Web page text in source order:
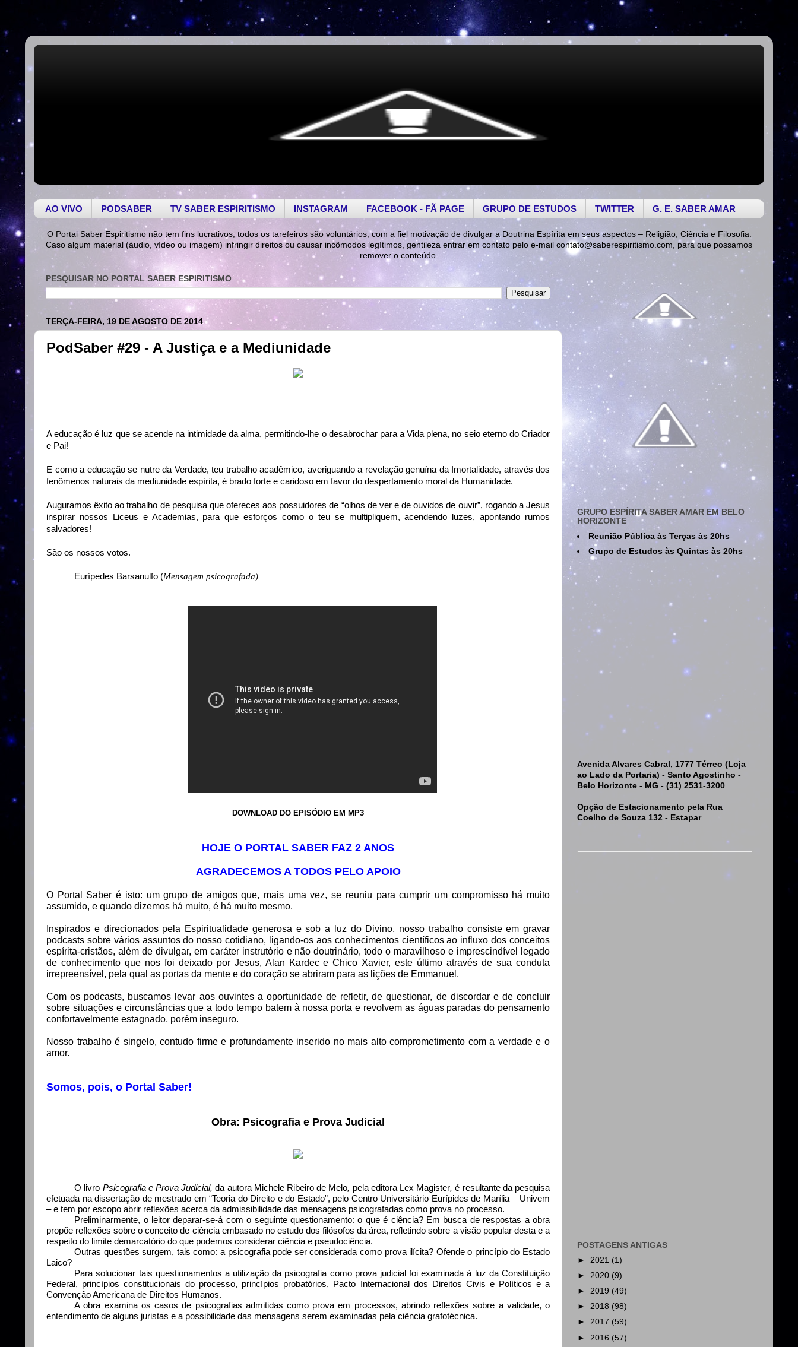
AO VIVO PODSABER TV SABER ESPIRITISMO INSTAGRAM FACEBOOK - FÃ PAGE GRUPO DE ESTUDOS TWITTER G. E. SABER AMAR
O Portal Saber Espiritismo não tem fins lucrativos, todos os tarefeiros são voluntários, com a fiel motivação de divulgar a Doutrina Espírita em seus aspectos – Religião, Ciência e Filosofia.
Caso algum material (áudio, vídeo ou imagem) infringir direitos ou causar incômodos legítimos, gentileza entrar em contato pelo e-mail contato@saberespiritismo.com , para que possamos
remover o conteúdo.
PESQUISAR NO PORTAL SABER ESPIRITISMO
TERÇA-FEIRA, 19 DE AGOSTO DE 2014
PodSaber #29 - A Justiça e a Mediunidade
A educação é luz que se acende na intimidade da alma, permitindo-lhe o desabrochar para a Vida plena, no seio eterno do Criador
e Pai!
E como a educação se nutre da Verdade, teu trabalho acadêmico, averiguando a revelação genuína da Imortalidade, através dos
fenômenos naturais da mediunidade espírita, é brado forte e caridoso em favor do despertamento moral da Humanidade.
Auguramos êxito ao trabalho de pesquisa que ofereces aos possuidores de “olhos de ver e de ouvidos de ouvir”, rogando a Jesus
inspirar nossos Liceus e Academias, para que esforços como o teu se multipliquem, acendendo luzes, apontando rumos
salvadores!
São os nossos votos.
Eurípedes Barsanulfo (Mensagem psicografada)
DOWNLOAD DO EPISÓDIO EM MP3
HOJE O PORTAL SABER FAZ 2 ANOS
AGRADECEMOS A TODOS PELO APOIO
O Portal Saber é isto: um grupo de amigos que, mais uma vez, se reuniu para cumprir um compromisso há muito
assumido, e quando dizemos há muito, é há muito mesmo.
Inspirados e direcionados pela Espiritualidade generosa e sob a luz do Divino, nosso trabalho consiste em gravar
podcasts sobre vários assuntos do nosso cotidiano, ligando-os aos conhecimentos científicos ao influxo dos conceitos
espírita-cristãos, além de divulgar, em caráter instrutório e não doutrinário, todo o maravilhoso e imprescindível legado
de conhecimento que nos foi deixado por Jesus, Alan Kardec e Chico Xavier, este último através de sua conduta
irrepreensível, pela qual as portas da mente e do coração se abriram para as lições de Emmanuel.
Com os podcasts, buscamos levar aos ouvintes a oportunidade de refletir, de questionar, de discordar e de concluir
sobre situações e circunstâncias que a todo tempo batem à nossa porta e revolvem as águas paradas do pensamento
confortavelmente estagnado, porém inseguro.
Nosso trabalho é singelo, contudo firme e profundamente inserido no mais alto comprometimento com a verdade e o
amor.
Somos, pois, o Portal Saber!
Obra: Psicografia e Prova Judicial
O livro Psicografia e Prova Judicial,da autora Michele Ribeiro de Melo, pela editora Lex Magister,é resultante da pesquisa
efetuada na dissertação de mestrado em “Teoria do Direito e do Estado”, pelo Centro Universitário Eurípides de Marília – Univem
– e tem por escopo abrir reflexões acerca da admissibilidade das mensagens psicografadas como prova no processo.
Preliminarmente, o leitor deparar-se-á com o seguinte questionamento: o que é ciência? Em busca de respostas a obra
propõe reflexões sobre o conceito de ciência embasado no estudo dos filósofos da área, refletindo sobre a visão popular desta e a
respeito do limite demarcatório do que podemos considerar ciência e pseudociência.
Outras questões surgem, tais como: a psicografia pode ser considerada como prova ilícita? Ofende o princípio do Estado
Laico?
Para solucionar tais questionamentos a utilização da psicografia como prova judicial foi examinada à luz da Constituição
Federal, princípios constitucionais do processo, princípios probatórios, Pacto Internacional dos Direitos Civis e Políticos e a
Convenção Americana de Direitos Humanos.
A obra examina os casos de psicografias admitidas como prova em processos, abrindo reflexões sobre a validade, o
entendimento de alguns juristas e a possibilidade das mensagens serem examinadas pela ciência grafotécnica.
GRUPO ESPÍRITA SABER AMAR EM BELO
HORIZONTE
Reunião Pública às Terças às 20hs
Grupo de Estudos às Quintas às 20hs
Avenida Alvares Cabral, 1777 Térreo (Loja
ao Lado da Portaria) - Santo Agostinho -
Belo Horizonte - MG - (31) 2531-3200
Opção de Estacionamento pela Rua
Coelho de Souza 132 - Estapar
POSTAGENS ANTIGAS
► 2021 (1)
► 2020 (9)
► 2019 (49)
► 2018 (98)
► 2017 (59)
► 2016 (57)